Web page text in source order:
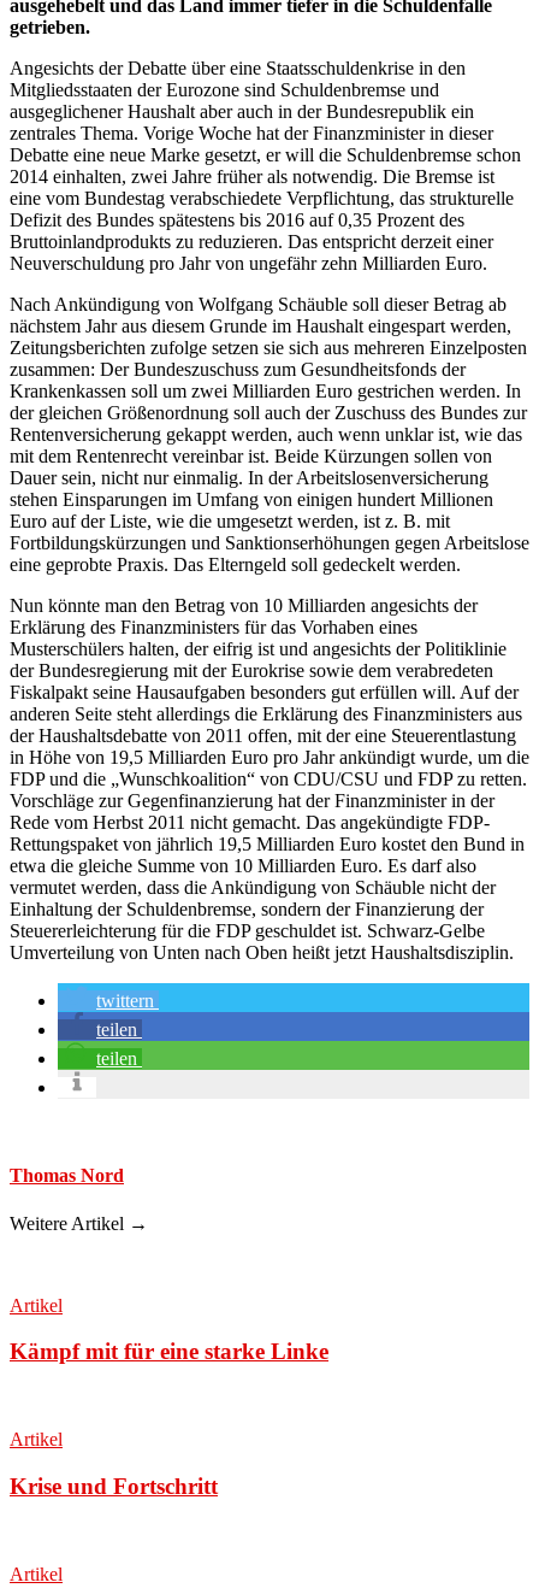
ausgehebelt und das Land immer tiefer in die Schuldenfalle
getrieben.
Angesichts der Debatte über eine Staatsschuldenkrise in den
Mitgliedsstaaten der Eurozone sind Schuldenbremse und
ausgeglichener Haushalt aber auch in der Bundesrepublik ein
zentrales Thema. Vorige Woche hat der Finanzminister in dieser
Debatte eine neue Marke gesetzt, er will die Schuldenbremse schon
2014 einhalten, zwei Jahre früher als notwendig. Die Bremse ist
eine vom Bundestag verabschiedete Verpflichtung, das strukturelle
Defizit des Bundes spätestens bis 2016 auf 0,35 Prozent des
Bruttoinlandprodukts zu reduzieren. Das entspricht derzeit einer
Neuverschuldung pro Jahr von ungefähr zehn Milliarden Euro.
Nach Ankündigung von Wolfgang Schäuble soll dieser Betrag ab
nächstem Jahr aus diesem Grunde im Haushalt eingespart werden,
Zeitungsberichten zufolge setzen sie sich aus mehreren Einzelposten
zusammen: Der Bundeszuschuss zum Gesundheitsfonds der
Krankenkassen soll um zwei Milliarden Euro gestrichen werden. In
der gleichen Größenordnung soll auch der Zuschuss des Bundes zur
Rentenversicherung gekappt werden, auch wenn unklar ist, wie das
mit dem Rentenrecht vereinbar ist. Beide Kürzungen sollen von
Dauer sein, nicht nur einmalig. In der Arbeitslosenversicherung
stehen Einsparungen im Umfang von einigen hundert Millionen
Euro auf der Liste, wie die umgesetzt werden, ist z. B. mit
Fortbildungskürzungen und Sanktionserhöhungen gegen Arbeitslose
eine geprobte Praxis. Das Elterngeld soll gedeckelt werden.
Nun könnte man den Betrag von 10 Milliarden angesichts der
Erklärung des Finanzministers für das Vorhaben eines
Musterschülers halten, der eifrig ist und angesichts der Politiklinie
der Bundesregierung mit der Eurokrise sowie dem verabredeten
Fiskalpakt seine Hausaufgaben besonders gut erfüllen will. Auf der
anderen Seite steht allerdings die Erklärung des Finanzministers aus
der Haushaltsdebatte von 2011 offen, mit der eine Steuerentlastung
in Höhe von 19,5 Milliarden Euro pro Jahr ankündigt wurde, um die
FDP und die „Wunschkoalition“ von CDU/CSU und FDP zu retten.
Vorschläge zur Gegenfinanzierung hat der Finanzminister in der
Rede vom Herbst 2011 nicht gemacht. Das angekündigte FDP-
Rettungspaket von jährlich 19,5 Milliarden Euro kostet den Bund in
etwa die gleiche Summe von 10 Milliarden Euro. Es darf also
vermutet werden, dass die Ankündigung von Schäuble nicht der
Einhaltung der Schuldenbremse, sondern der Finanzierung der
Steuererleichterung für die FDP geschuldet ist. Schwarz-Gelbe
Umverteilung von Unten nach Oben heißt jetzt Haushaltsdisziplin.
twittern
teilen
teilen
Thomas Nord
Weitere Artikel →
Artikel
Kämpf mit für eine starke Linke
Artikel
Krise und Fortschritt
Artikel